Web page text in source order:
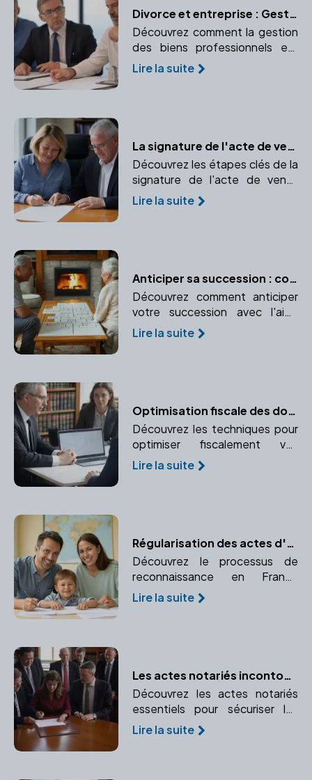
Divorce et entreprise : Gestion des biens professionnels
Découvrez comment la gestion
des biens professionnels est
effectuée lors d'un divorce.
Comprendre la propriété d'une
Lire la suite
La signature de l'acte de vente définitif : Transfert de propriété en toute sécurité
Découvrez les étapes clés de la
signature de l'acte de vente
définitif et l'importance d'un
notaire dans ce processus.
Lire la suite
Anticiper sa succession : conseils pratiques avec un notaire
Découvrez comment anticiper
votre succession avec l'aide
d'un notaire. Protégez vos
proches et réduisez les coûts
Lire la suite
Optimisation fiscale des donations : Réduire les droits grâce à une planification anticipée
Découvrez les techniques pour
optimiser fiscalement vos
donations. Apprenez à planifier
en avance pour réduire les droits
Lire la suite
Régularisation des actes d'adoption à l'étranger : un guide pratique
Découvrez le processus de
reconnaissance en France
d'une adoption prononcée à
l'étranger. Comprendre la
Lire la suite
Les actes notariés incontournables pour les entreprises
Découvrez les actes notariés
essentiels pour sécuriser les
opérations de votre entreprise
et leur importance légale.
Lire la suite